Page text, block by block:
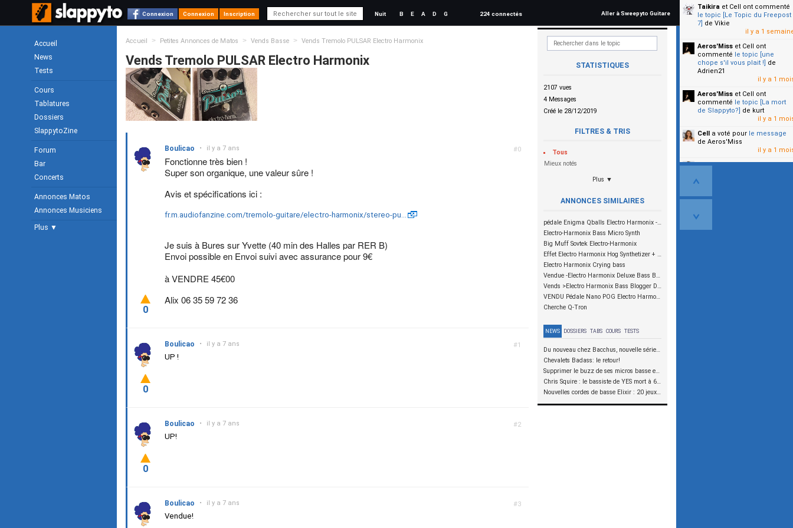
Connexion Connexion Inscription Nuit B E A D G 224 connectés Aller à Sweepyto Guitare
Accueil
News
Tests
Cours
Tablatures
Dossiers
SlappytoZine
Forum
Bar
Concerts
Annonces Matos
Annonces Musiciens
Plus ▼
Accueil > Petites Annonces de Matos > Vends Basse > Vends Tremolo PULSAR Electro Harmonix
Vends Tremolo PULSAR Electro Harmonix STATISTIQUES
2107 vues
4 Messages
Créé le 28/12/2019
FILTRES & TRIS
Tous
Mieux notés
Plus ▼
ANNONCES SIMILAIRES
pédale Enigma Qballs Electro Harmonix - 80€
Electro-Harmonix Bass Micro Synth
Big Muff Sovtek Electro-Harmonix
Effet Electro Harmonix Hog Synthetizer + Foot ctrl
Electro Harmonix Crying bass
Vendue -Electro Harmonix Deluxe Bass Big Muff Pi
Vends >Electro Harmonix Bass Blogger Disto/fuzz basse
VENDU Pédale Nano POG Electro Harmonix
Cherche Q-Tron
NEWS DOSSIERS TABS COURS TESTS
Du nouveau chez Bacchus, nouvelle série SCD
Chevalets Badass: le retour!
Supprimer le buzz de ses micros basse en reliant les aimants à la masse
Chris Squire : le bassiste de YES mort à 67 ans
Nouvelles cordes de basse Elixir : 20 jeux à tester !
#0
Boulicao • il y a 7 ans
Fonctionne très bien !
Super son organique, une valeur sûre !
Avis et spécifications ici :
fr.m.audiofanzine.com/tremolo-guitare/electro-harmonix/stereo-pu…
Je suis à Bures sur Yvette (40 min des Halles par RER B)
Envoi possible en Envoi suivi avec assurance pour 9€
à VENDRE 45€00
Alix 06 35 59 72 36
0
#1
Boulicao • il y a 7 ans
UP !
0
#2
Boulicao • il y a 7 ans
UP!
0
#3
Boulicao • il y a 7 ans
Vendue!
Taikira et Cell ont commenté
le topic [Le Topic du Freepost
7] de Vikie
il y a 1
Aeros'Miss et Cell ont
commenté le topic [une
chope s'il vous plait !] de
Adrien21
il y a 1
Aeros'Miss et Cell ont
commenté le topic [La mort
de Slappyto?] de kurt
il y a 1
Cell a voté pour le message
de Aeros'Miss
il y a 1
Cella voté pourle message